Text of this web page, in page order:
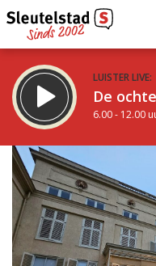
LUISTER LIVE:
De
6.00 - 12.00
STRAKS:
De middag van
12.00 - 17.00 uur
Vorig uur
Inklappen